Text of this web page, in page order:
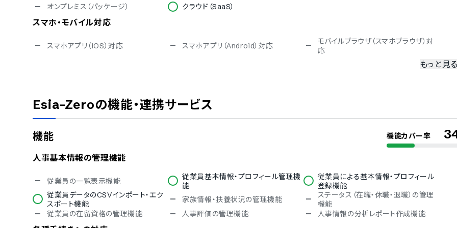
オンプレミス（パッケージ） クラウド（SaaS）
スマホ・モバイル対応
スマホアプリ（iOS）対応 スマホアプリ（Android）対応
モバイルブラウザ（スマホブラウザ）対
応
シングルサインオン
操作ログ取得
対応言語
中国語
ベトナム語
もっと見る
Esia-Zeroの機能・連携サービス
機能 機能カバー率
人事基本情報の管理機能
従業員の一覧表示機能
従業員基本情報・プロフィール管理機
能
従業員による基本情報・プロフィール
登録機能
従業員データのCSVインポート・エク
スポート機能
家族情報・扶養状況の管理機能
ステータス（在職・休職・退職）の管理
機能
従業員の在留資格の管理機能
人事評価の管理機能 人事情報の分析レポート作成機能